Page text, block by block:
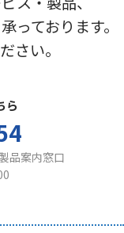
っております。
さい。
ら
品案内窓口